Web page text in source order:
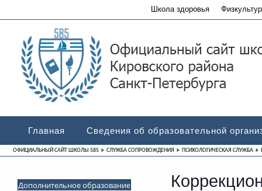
Школа здоровья
Главная Сведения об образовательной
ОФИЦИАЛЬНЫЙ САЙТ ШКОЛЫ 585 СЛУЖБА СОПРОВОЖДЕНИЯ ПСИХОЛОГИЧЕСКАЯ СЛУЖБА
Дополнительное образование